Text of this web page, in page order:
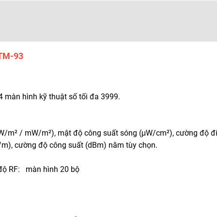
93
màn hình kỹ thuật số tối đa 3999.
m² / mW/m²), mật độ công suất sóng (μW/cm²), cường độ
cường độ công suất (dBm) năm tùy chọn.
RF: màn hình 20 bộ